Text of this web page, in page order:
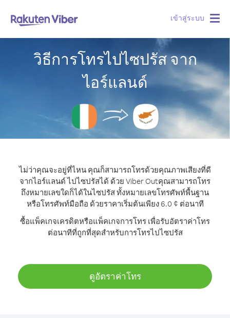
เข้าสู่ระบบ
วิธีการโทรไปไซปรัส จาก
ไอร์แลนด์
ไม่ว่าคุณจะอยู่ที่ไหน คุณก็สามารถโทรด้วยคุณภาพเสียงที่ดี
จากไอร์แลนด์ ไปไซปรัสได้ ด้วย Viber Outคุณสามารถโทร
ถึงหมายเลขใดก็ได้ในไซปรัส ทั้งหมายเลขโทรศัพท์พื้นฐาน
หรือโทรศัพท์มือถือ ด้วยราคาเริ่มต้นเพียง 6.0 ¢ ต่อนาที
ซื้อแพ็คเกจเครดิตหรือแพ็คเกจการโทร เพื่อรับอัตราค่าโทร
ต่อนาทีที่ถูกที่สุดสำหรับการโทรไปไซปรัส
ดูอัตราค่าโทร